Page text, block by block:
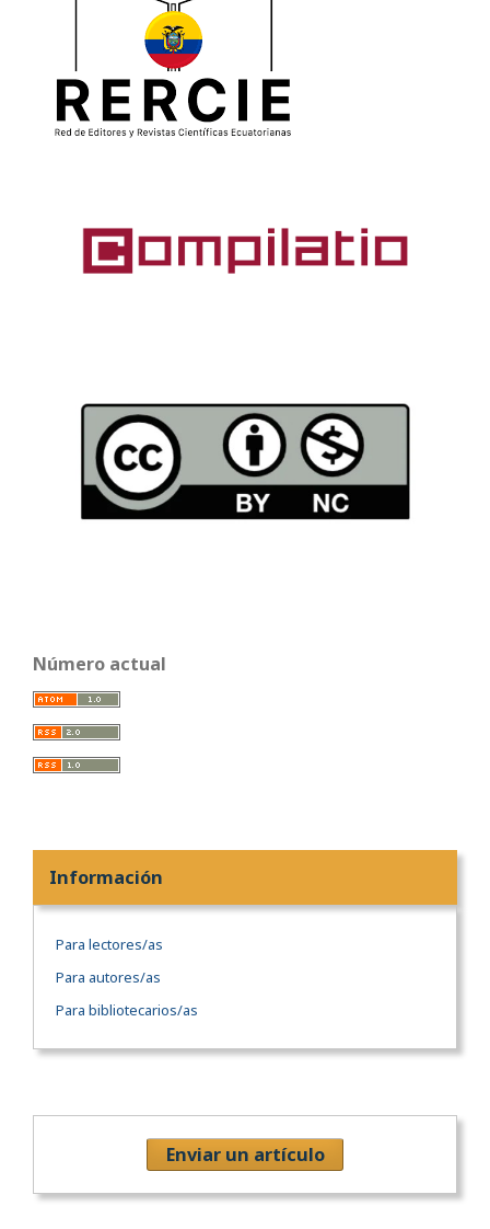
Número actual
Información
Para lectores/as
Para autores/as
Para bibliotecarios/as
Enviar un artículo